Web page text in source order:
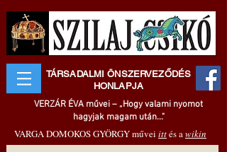
TÁRSADALMI ÖNSZERVEZŐDÉS
HONLAPJA
VERZÁR ÉVA művei – „Hogy valami nyomot
hagyjak magam után..."
VARGA DOMOKOS GYÖRGY művei ittés awikin